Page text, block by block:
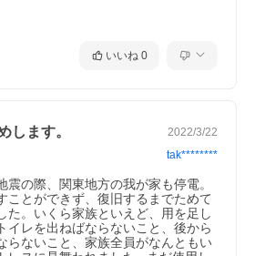
いいね 0
します。 2022/3/22
tak********
震の際、関東地方の我が家も停電。
ことができず、復旧するまでためて
た。いくら家族といえど、用を足し
イレを出ねばならないこと、後から
らないこと、家族全員がなんともい